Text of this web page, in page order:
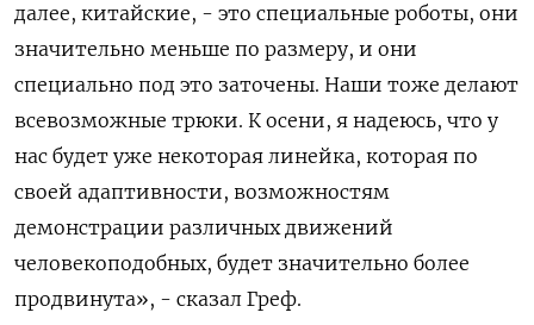
далее, китайские, - это специальные роботы, они
​значительно меньше по размеру, и они
специально под это заточены. Наши тоже делают
всевозможные трюки. К ‌осени, я надеюсь, что у
нас будет уже некоторая линейка, которая по
своей адаптивности, возможностям
демонстрации различных движений
человекоподобных, будет значительно более
продвинута», - сказал Греф.